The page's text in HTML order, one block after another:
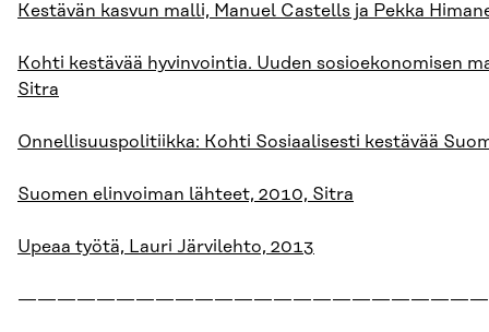
Kestävän kasvun malli, Manuel Castells ja Pekka
Kohti kestävää hyvinvointia. Uuden sosioekonomisen
Sitra
Onnellisuuspolitiikka: Kohti Sosiaalisesti kestävää
Suomen elinvoiman lähteet, 2010, Sitra
Upeaa työtä, Lauri Järvilehto, 2013